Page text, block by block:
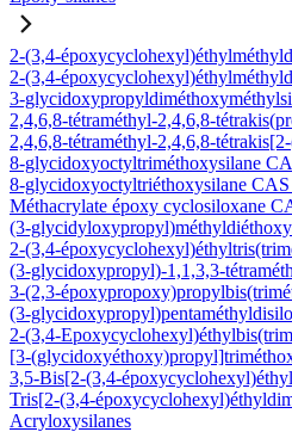
2-(3,4-
2-(3,4-
3-
2,4,6,8-tétraméthyl-2,4,6,8-
2,4,6,8-tétraméthyl-2,4,6,8-
8-glycidoxyoctyltriméthoxysilane
8-glycidoxyoctyltriéthoxysilane
Méthacrylate époxy cyclosiloxane
(3-
2-(3,4-
(3-glycidoxypropyl)-1,1,3,3-
3-(2,3-
(3-
2-(3,4-
[3-
3,5-Bis[2-(3,4-
Tris[2-(3,4-
Acryloxysilanes